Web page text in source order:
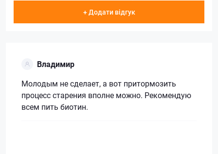
+ Додати відгук
Владимир
Молодым не сделает, а вот притормозить
процесс старения вполне можно. Рекомендую
всем пить биотин.